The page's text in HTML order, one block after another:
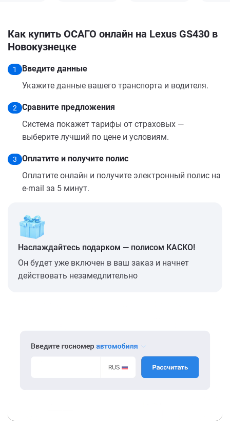
Как купить ОСАГО онлайн на Lexus GS430 в
Новокузнецке
1
Введите данные
Укажите данные вашего транспорта и водителя.
2
Сравните предложения
Система покажет тарифы от страховых —
выберите лучший по цене и условиям.
3
Оплатите и получите полис
Оплатите онлайн и получите электронный полис на
e-mail за 5 минут.
Наслаждайтесь подарком — полисом КАСКО!
Он будет уже включен в ваш заказ и начнет
действовать незамедлительно